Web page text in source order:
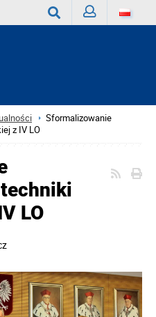
Sformalizowanie
z IV LO
LO